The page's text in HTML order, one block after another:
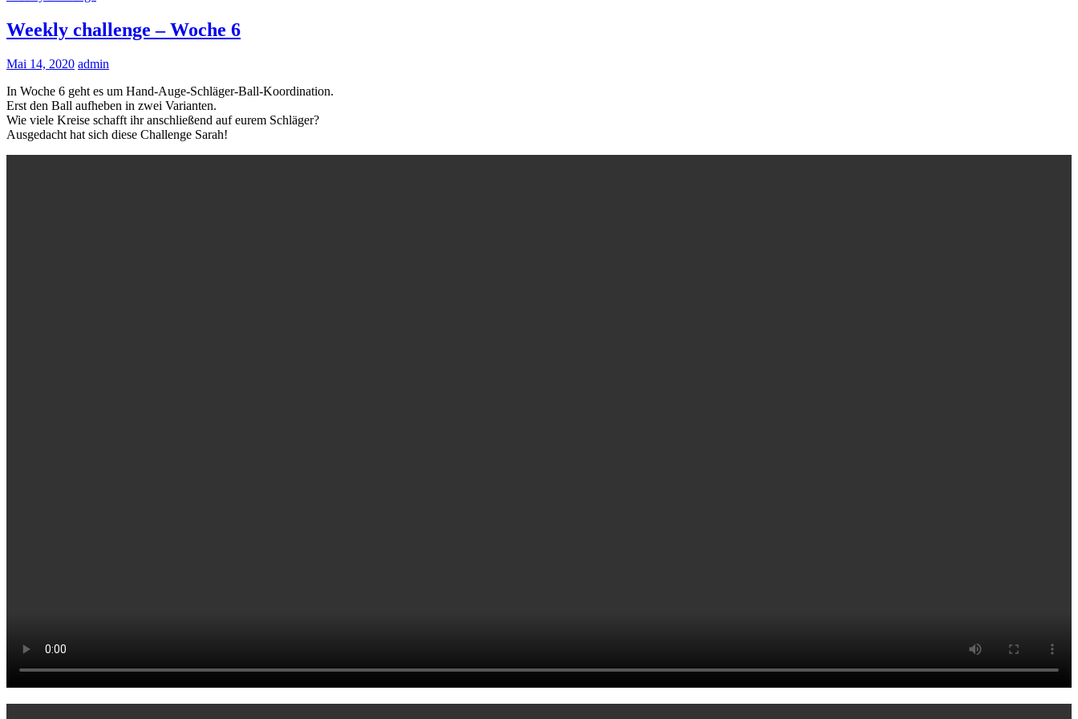
Weekly challenge – Woche 6
Mai 14, 2020 admin
In Woche 6 geht es um Hand-Auge-Schläger-Ball-Koordination.
Erst den Ball aufheben in zwei Varianten.
Wie viele Kreise schafft ihr anschließend auf eurem Schläger?
Ausgedacht hat sich diese Challenge Sarah!